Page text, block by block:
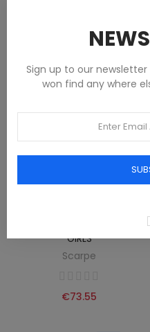
GIRLS
Scarpe
€73.55
Sign up to our
won find any where